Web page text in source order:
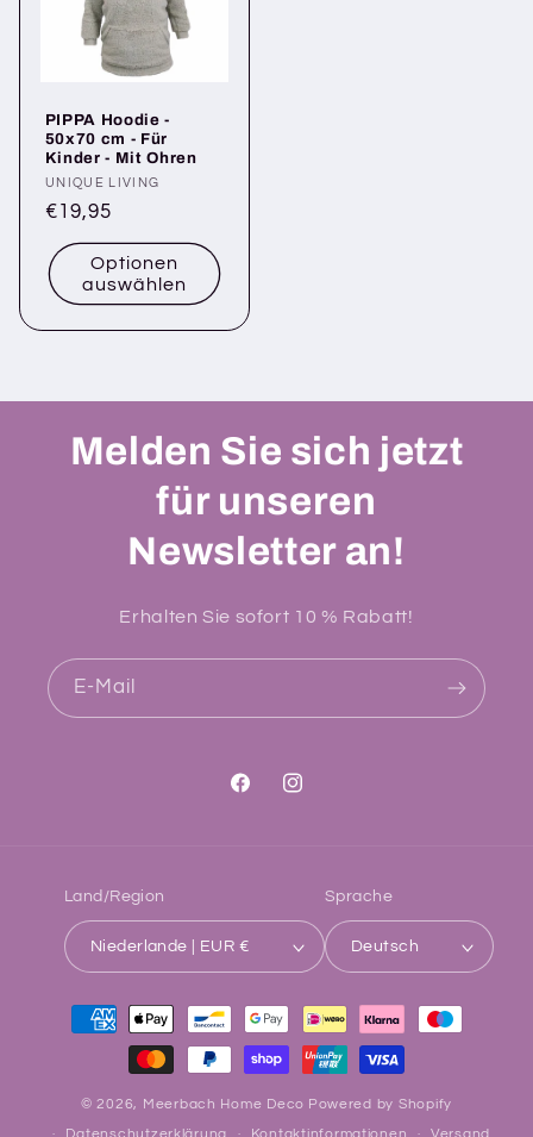
PIPPA Hoodie -
50x70 cm - Für
Kinder - Mit Ohren
Anbieter:
UNIQUE LIVING
Normaler
Preis
€19,95
Optionen
auswählen
Melden Sie sich jetzt
für unseren
Newsletter an!
Erhalten Sie sofort 10 % Rabatt!
E-Mail
FacebookInstagram
Land/Region
Niederlande | EUR €
Sprache
Deutsch
Zahlungsmethoden
© 2026, Meerbach Home Deco Powered by Shopify
Datenschutzerklärung Kontaktinformationen Versand